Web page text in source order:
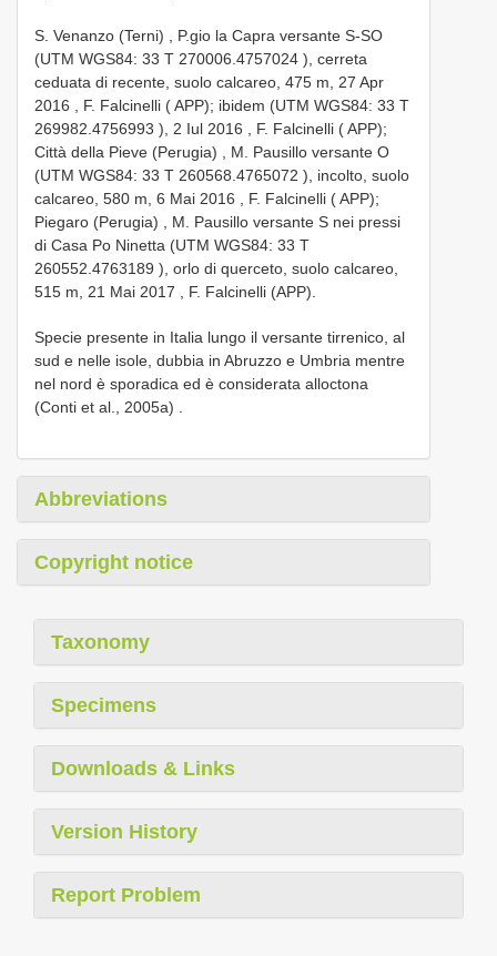
S. Venanzo (Terni)
P.gio la Capra versante S-SO
(UTM WGS84: 33 T 270006.4757024 ), cerreta
ceduata di recente, suolo calcareo, 475 m, 27 Apr
2016
F. Falcinelli ( APP); ibidem (UTM WGS84: 33 T
269982.4756993 ), 2 Iul 2016
F. Falcinelli ( APP);
Città della Pieve (Perugia)
M. Pausillo versante O
(UTM WGS84: 33 T 260568.4765072 ), incolto, suolo
calcareo, 580 m, 6 Mai 2016
F. Falcinelli ( APP);
Piegaro (Perugia)
M. Pausillo versante S nei pressi
di Casa Po Ninetta (UTM WGS84: 33 T
260552.4763189 ), orlo di querceto, suolo calcareo,
515 m, 21 Mai 2017
, F. Falcinelli (APP).
Specie presente in Italia lungo il versante tirrenico, al
sud e nelle isole, dubbia in Abruzzo e Umbria mentre
nel nord è sporadica ed è considerata alloctona
(Conti et al., 2005a)
Abbreviations
Copyright notice
Taxonomy
Specimens
Downloads & Links
Version History
Report Problem